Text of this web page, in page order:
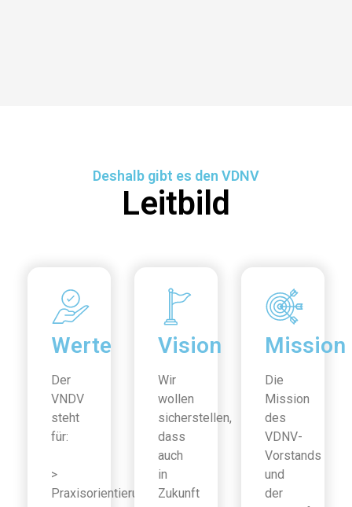
Deshalb gibt es den VDNV
Leitbild
Werte
Der
VNDV
steht
für:
>
Praxisorientierung
Vision
Wir
wollen
sicherstellen,
dass
auch
in
Zukunft
Mission
Die
Mission
des
VDNV-
Vorstands
und
der